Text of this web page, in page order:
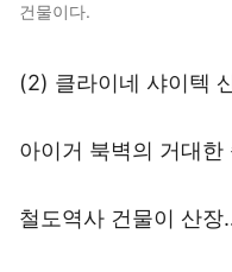
건물이다.
(2) 클라이네 샤이텍
아이거 북벽의 거대
철도역사 건물이 산